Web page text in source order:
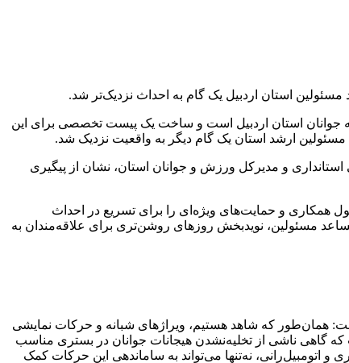
استان اردبیل یک گام به احداث نزدیک‌تر شد.
جوانان استان اردبیل است و ساخت یک پیست تخصصی برای این
ارشد استان یک گام دیگر به واقعیت نزدیک شد.
استانداری و مدیرکل ورزش و جوانان استان، نشان از پیگیری
همکاری و حمایت‌های ویژه‌ای را برای تسریع در احداث
مسئولین، نویدبخش روزهای روشن‌تری برای علاقه‌مندان به
همان‌طور که شاهد هستیم، ویراژهای شبانه و حرکات نمایشی
که گاهی ناشی از تخلیه‌نشدن هیجانات جوانان در بستری مناسب
نه‌تنها می‌تواند به ساماندهی این حرکات کمک